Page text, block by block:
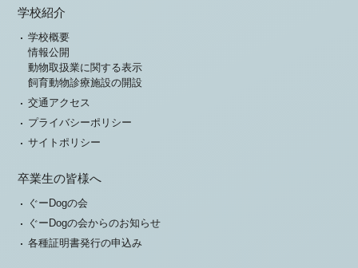
学校紹介
学校概要
情報公開
動物取扱業に関する表示
飼育動物診療施設の開設
交通アクセス
プライバシーポリシー
サイトポリシー
卒業生の皆様へ
ぐーDogの会
ぐーDogの会からのお知らせ
各種証明書発行の申込み